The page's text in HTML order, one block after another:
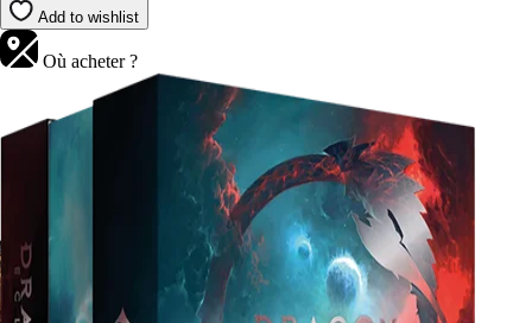
Add to wishlist
Où acheter ?